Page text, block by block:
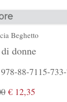
Beghetto
donne
88-7115-
€ 12,35